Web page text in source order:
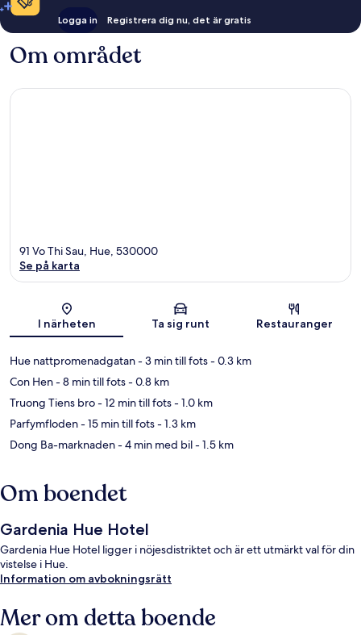
Logga in Registrera dig nu, det är gratis
Om området
Karta
91 Vo Thi Sau, Hue, 530000
Se på karta
I närheten Ta sig runt Restauranger
Hue nattpromenadgatan- 3 min till fots- 0.3 km
Con Hen- 8 min till fots- 0.8 km
Truong Tiens bro- 12 min till fots- 1.0 km
Parfymfloden- 15 min till fots- 1.3 km
Dong Ba-marknaden- 4 min med bil- 1.5 km
Om boendet
Gardenia Hue Hotel
Gardenia Hue Hotel ligger i nöjesdistriktet och är ett utmärkt val för din
vistelse i Hue.
Information om avbokningsrätt
Mer om detta boende